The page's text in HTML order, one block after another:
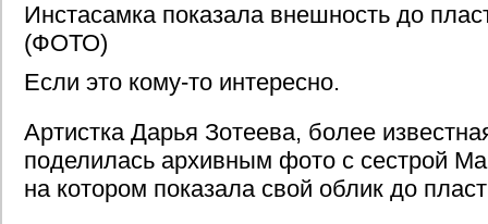
Инстасамка показала внешность до
(ФОТО)
Если это кому-то интересно.
Артистка Дарья Зотеева, более
поделилась архивным фото с сестрой
на котором показала свой облик до